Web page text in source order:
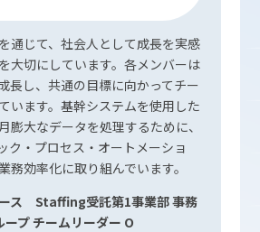
通じて、社会人として成長を実感
大切にしています。各メンバーは
長し、共通の目標に向かってチー
います。基幹システムを使用した
膨大なデータを処理するために、
ク・プロセス・オートメーショ
務効率化に取り組んでいます。
ス Staffing受託第1事業部 事務
ープ チームリーダー O